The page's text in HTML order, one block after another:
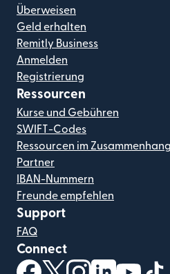
Überweisen
Geld erhalten
Remitly Business
Anmelden
Registrierung
Ressourcen
Kurse und Gebühren
SWIFT-Codes
Ressourcen im
Partner
IBAN-Nummern
Freunde empfehlen
Support
FAQ
Connect
(wird in einem neuen
(wird in einem
(wird in einem
(wird in(wird